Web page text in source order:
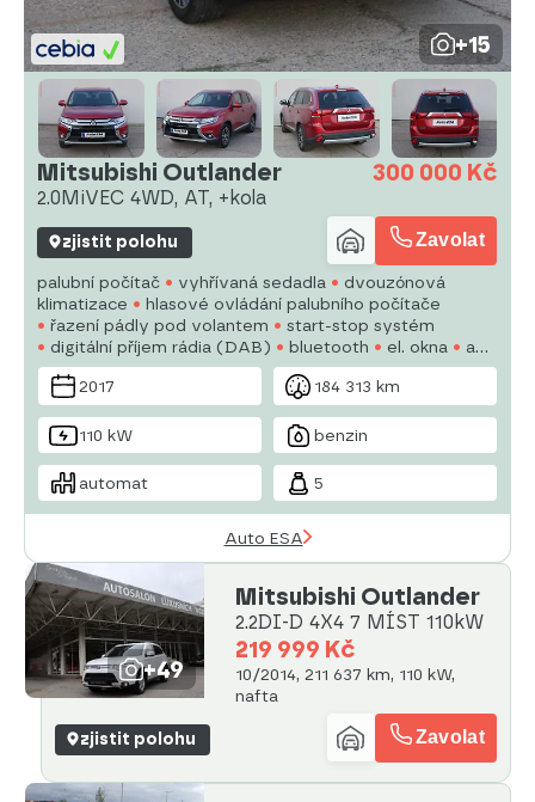
+15
Mitsubishi Outlander
2.0MiVEC 4WD, AT, +kola
300 000 Kč
zjistit polohu Zavolat
palubní počítač vyhřívaná sedadla
dvouzónová
klimatizace
hlasové ovládání palubního počítače
řazení pádly pod volantem
start-stop systém
digitální příjem rádia (DAB)
bluetooth el. okna
aut.
klimatizace
nezávislé topení
tempomat
nastavitelný volant
multifunkční volant USB
2017 184 313 km
110 kW benzin
automat 5
Auto ESA
+49
Mitsubishi Outlander
2.2DI-D 4X4 7 MÍST 110kW
219 999 Kč
10/2014, 211 637 km, 110 kW,
nafta
zjistit polohu Zavolat